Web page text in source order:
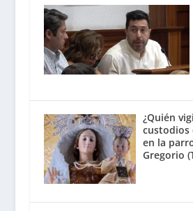
¿Quién
custodios
en la
Gregorio